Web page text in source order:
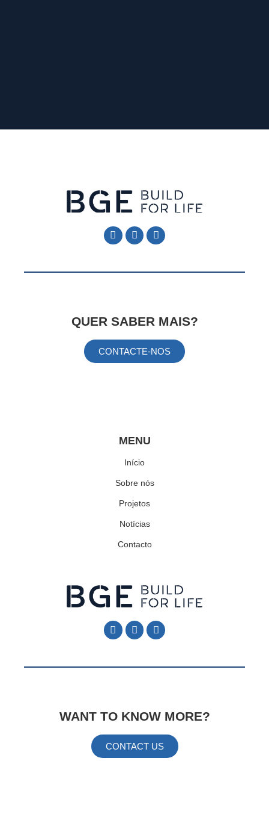
QUER SABER MAIS?
CONTACTE-NOS
MENU
Início
Sobre nós
Projetos
Notícias
Contacto
WANT TO KNOW MORE?
CONTACT US